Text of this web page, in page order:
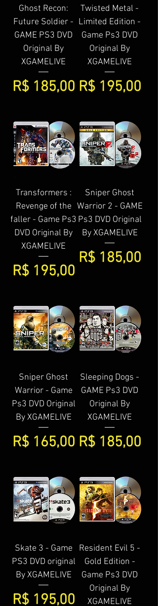
Ghost Recon:
Future Soldier -
GAME PS3 DVD
Original By
XGAMELIVE
Preço
R$ 185,00
Twisted Metal -
Limited Edition -
Game Ps3 DVD
Original By
XGAMELIVE
Preço
R$ 195,00
Transformers :
Revenge of the
faller - Game Ps3
DVD Original By
XGAMELIVE
Preço
R$ 195,00
Sniper Ghost
Warrior 2 - GAME
Ps3 DVD Original
By XGAMELIVE
Preço
R$ 185,00
Sniper Ghost
Warrior - Game
Ps3 DVD Original
By XGAMELIVE
Preço
R$ 165,00
Sleeping Dogs -
GAME Ps3 DVD
Original By
XGAMELIVE
Preço
R$ 185,00
Skate 3 - Game
PS3 DVD original
By XGAMELIVE
Preço
R$ 195,00
Resident Evil 5 -
Gold Edition -
Game Ps3 DVD
Original By
XGAMELIVE